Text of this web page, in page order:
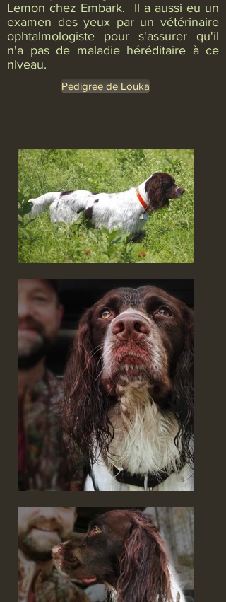
Lemon chez Embark. Il a aussi eu un
examen des yeux par un vétérinaire
ophtalmologiste pour s'assurer qu'il
n'a pas de maladie héréditaire à ce
niveau.
Pedigree de Louka